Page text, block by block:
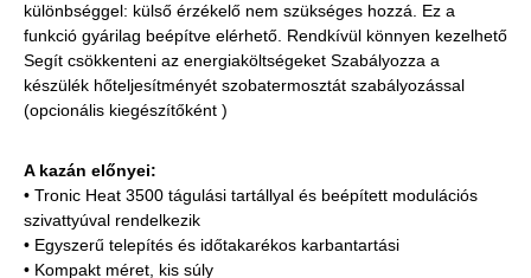
különbséggel: külső érzékelő nem szükséges hozzá. Ez a
funkció gyárilag beépítve elérhető. Rendkívül könnyen kezelhető
Segít csökkenteni az energiaköltségeket Szabályozza a
készülék hőteljesítményét szobatermosztát szabályozással
(opcionális kiegészítőként )
A kazán előnyei:
• Tronic Heat 3500 tágulási tartállyal és beépített modulációs
szivattyúval rendelkezik
• Egyszerű telepítés és időtakarékos karbantartási
• Kompakt méret, kis súly